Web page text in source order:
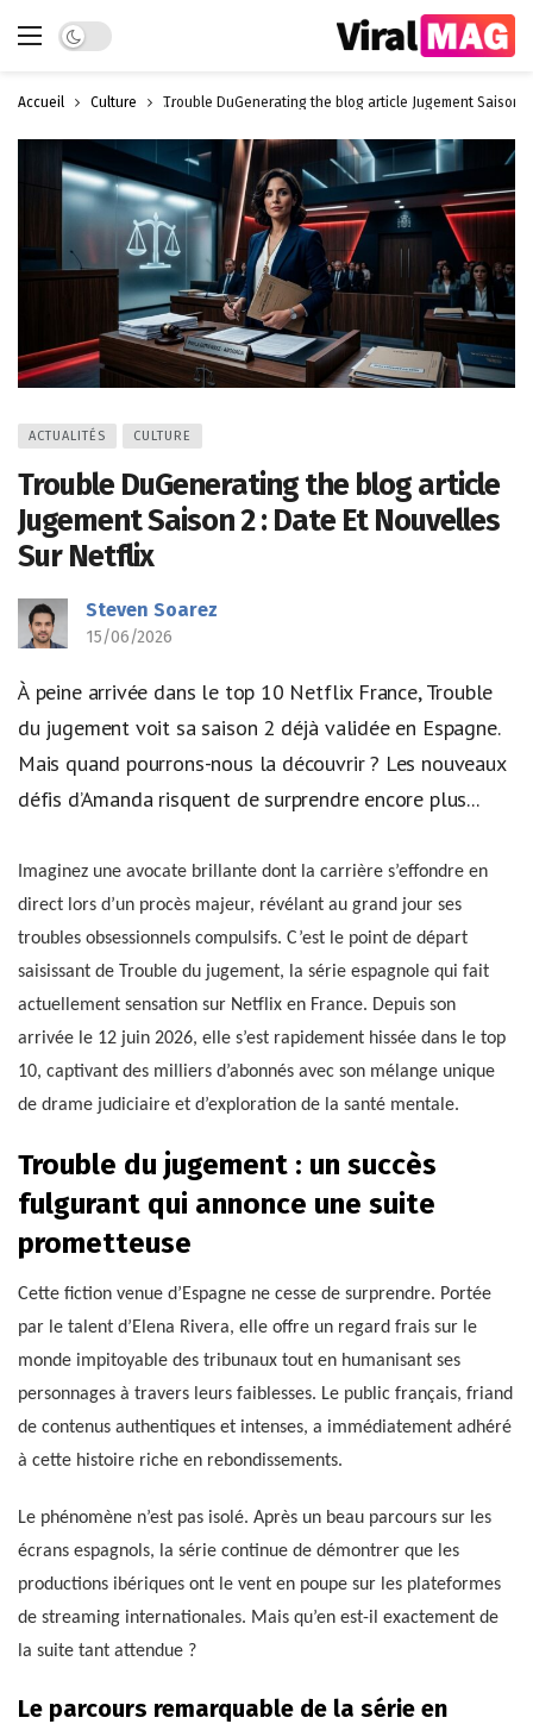
Dark mode
Accueil Culture Trouble DuGenerating the blog article Jugement Saison
ACTUALITÉS CULTURE
Trouble DuGenerating the blog article
Jugement Saison 2 : Date Et Nouvelles
Sur Netflix
Steven Soarez
15/06/2026
À peine arrivée dans le top 10 Netflix France, Trouble
du jugement voit sa saison 2 déjà validée en Espagne.
Mais quand pourrons-nous la découvrir ? Les nouveaux
défis d’Amanda risquent de surprendre encore plus...
Imaginez une avocate brillante dont la carrière s’effondre en
direct lors d’un procès majeur, révélant au grand jour ses
troubles obsessionnels compulsifs. C’est le point de départ
saisissant de Trouble du jugement, la série espagnole qui fait
actuellement sensation sur Netflix en France. Depuis son
arrivée le 12 juin 2026, elle s’est rapidement hissée dans le top
10, captivant des milliers d’abonnés avec son mélange unique
de drame judiciaire et d’exploration de la santé mentale.
Trouble du jugement : un succès
fulgurant qui annonce une suite
prometteuse
Cette fiction venue d’Espagne ne cesse de surprendre. Portée
par le talent d’Elena Rivera, elle offre un regard frais sur le
monde impitoyable des tribunaux tout en humanisant ses
personnages à travers leurs faiblesses. Le public français, friand
de contenus authentiques et intenses, a immédiatement adhéré
à cette histoire riche en rebondissements.
Le phénomène n’est pas isolé. Après un beau parcours sur les
écrans espagnols, la série continue de démontrer que les
productions ibériques ont le vent en poupe sur les plateformes
de streaming internationales. Mais qu’en est-il exactement de
la suite tant attendue ?
Le parcours remarquable de la série en